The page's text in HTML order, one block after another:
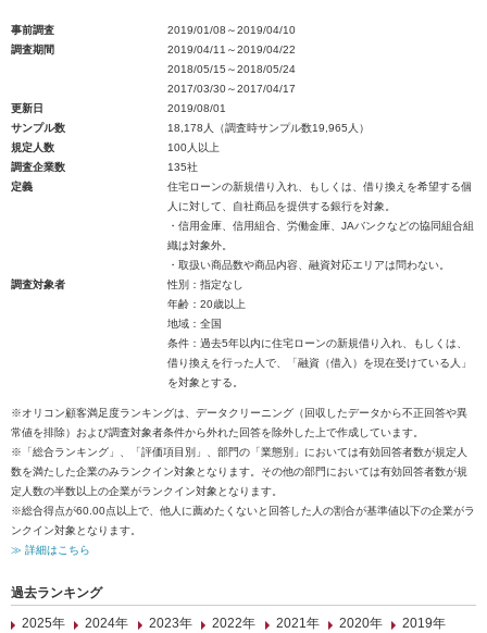
事前調査
2019/01/08～2019/04/10
調査期間
2019/04/11～2019/04/22
2018/05/15～2018/05/24
2017/03/30～2017/04/17
更新日
2019/08/01
サンプル数
18,178人（調査時サンプル数19,965人）
規定人数
100人以上
調査企業数
135社
定義
住宅ローンの新規借り入れ、もしくは、借り換えを希望する個
人に対して、自社商品を提供する銀行を対象。
・信用金庫、信用組合、労働金庫、JAバンクなどの協同組合組
織は対象外。
・取扱い商品数や商品内容、融資対応エリアは問わない。
調査対象者
性別：指定なし
年齢：20歳以上
地域：全国
条件：過去5年以内に住宅ローンの新規借り入れ、もしくは、
借り換えを行った人で、「融資（借入）を現在受けている人」
を対象とする。
※オリコン顧客満足度ランキングは、データクリーニング（回収したデータから不正回答や異
常値を排除）および調査対象者条件から外れた回答を除外した上で作成しています。
※「総合ランキング」、「評価項目別」、部門の「業態別」においては有効回答者数が規定人
数を満たした企業のみランクイン対象となります。その他の部門においては有効回答者数が規
定人数の半数以上の企業がランクイン対象となります。
※総合得点が60.00点以上で、他人に薦めたくないと回答した人の割合が基準値以下の企業がラ
ンクイン対象となります。
≫ 詳細はこちら
過去ランキング
2025年
2024年 2023年 2022年 2021年 2020年
2019年